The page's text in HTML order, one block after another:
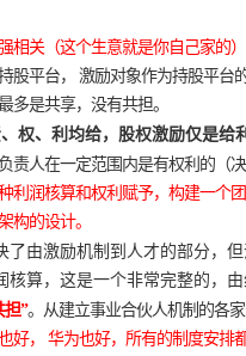
相关（这个生意就是你自己家的
股平台， 激励对象作为持股平台
多是共享，没有共担。
权、利均给，股权激励仅是给利
责人在一定范围内是有权利的（决
利润核算和权利赋予，构建一个
构的设计。
了由激励机制到人才的部分，
核算，这是一个非常完整的，
担”。从建立事业合伙人机制的各
好， 华为也好，所有的制度安排